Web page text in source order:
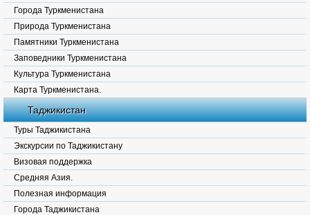
Города Туркменистана
Природа Туркменистана
Памятники Туркменистана
Заповедники Туркменистана
Культура Туркменистана
Карта Туркменистана.
Таджикистан
Туры Таджикистана
Экскурсии по Таджикистану
Визовая поддержка
Средняя Азия.
Полезная информация
Города Таджикистана